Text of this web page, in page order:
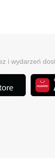
i wydarzeń